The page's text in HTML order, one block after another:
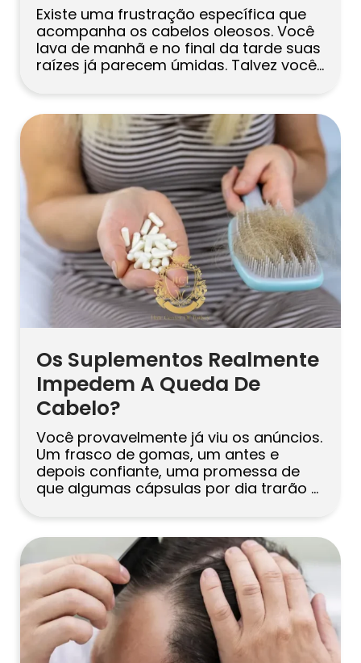
Existe uma frustração específica que
acompanha os cabelos oleosos. Você
lava de manhã e no final da tarde suas
raízes já parecem úmidas. Talvez você
Talvez você tenha reduzido para dias
alternados. Nada gruda. O couro
cabeludo faz o que quer – e a maioria
dos conselhos genéricos trata o
sintoma, […]
Os Suplementos Realmente
Impedem A Queda De
Cabelo?
Você provavelmente já viu os anúncios.
Um frasco de gomas, um antes e
depois confiante, uma promessa de
que algumas cápsulas por dia trarão a
de certa forma, esse é o problema. A
queda de cabelo raramente tem uma
causa única, então a ideia de que um
[…]